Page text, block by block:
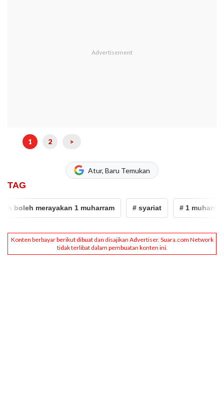
1 2 >
Atur, Baru Temukan
TAG
boleh merayakan 1 muharram # syariat # 1 muharram